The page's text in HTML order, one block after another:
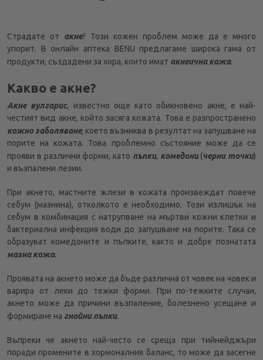
Страдате от акне? Този кожен проблем може да е много
упорит. В онлайн аптека BENU предлагаме широка гама от
продукти, създадени за хора, които имат акнеична кожа.
Какво е акне?
Акне вулгарис, известно още като обикновено акне, е най-
честият вид акне, който засяга кожата. Това е разпространено
кожно заболяване, което възниква в резултат на запушване на
порите на кожата. Това проблемно състояние може да се
прояви в различни форми, като пъпки, комедони(черни точки)
и възпалени лезии.
При акнето, мастните жлези в кожата произвеждат повече
себум (мазнина), отколкото е необходимо. Този излишък на
себум в комбинация с натрупване на мъртви кожни клетки и
бактериална инфекция води до запушване на порите. Така се
образуват комедоните и пъпките, както и добре познатата
мазна кожа.
Проявата на акнето може да бъде различна от човек на човек и
варира от леки до тежки форми. При по-тежките случаи,
акнето може да причини възпаление, болезнено усещане и
формиране на гнойни пъпки.
Въпреки че акнето най-често се среща при тийнейджъри
поради промените в хормоналния баланс, то може да засегне